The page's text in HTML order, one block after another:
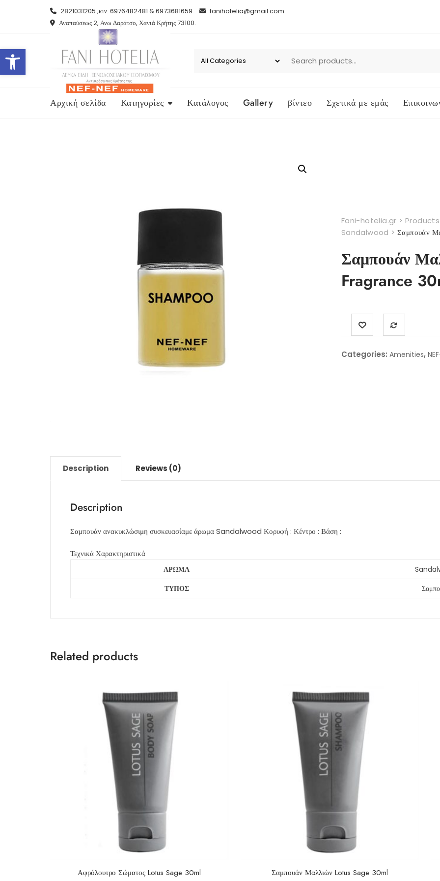
Open toolbar
2821031205 ,κιν: 6976482481 & 6973681659
fanihotelia@gmail.com
Αναπαύσεως 2, Ανω Δαράτσο, Χανιά Κρήτης 73100.
Αρχική σελίδα Κατηγορίες Κατάλογος Gallery βίντεο Σχετικά με εμάς
Fani-hotelia.gr > Products
Sandalwood > Σαμπουάν
Σαμπουάν
Fragrance
Categories: Amenities,
Description Reviews (0)
Description
Σαμπουάν ανακυκλώσιμη συσκευασίαμε άρωμα Sandalwood Κορυφή : Κέντρο : Βάση :
Τεχνικά Χαρακτηριστικά
ΑΡΩΜΑ
ΤΥΠΟΣ
Related products
Αφρόλουτρο Σώματος Lotus Sage 30ml Σαμπουάν Μαλλιών Lotus Sage 30ml